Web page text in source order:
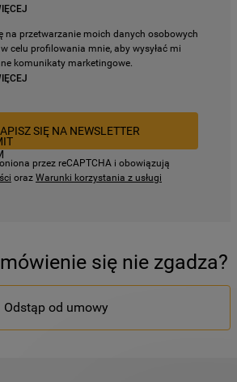
na przetwarzanie moich danych osobowych
w celu profilowania mnie, aby wysyłać mi
komunikaty marketingowe.
SIĘ NA NEWSLETTER
przez reCAPTCHA i obowiązują
oraz Warunki korzystania z usługi
się nie zgadza?
Odstąp od umowy